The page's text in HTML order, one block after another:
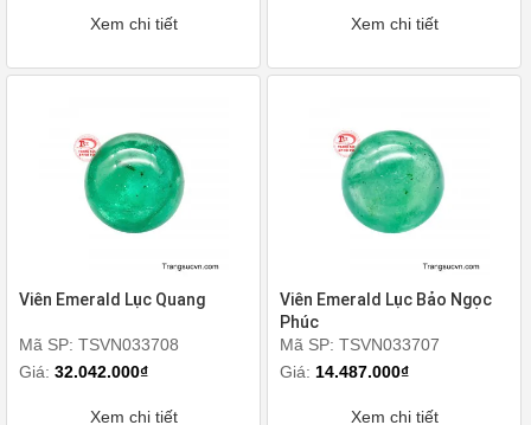
Xem chi tiết Xem chi tiết
Viên Emerald Lục Quang
Mã SP: TSVN033708
Giá: 32.042.000₫
Xem chi tiết
Viên Emerald Lục Bảo Ngọc
Phúc
Mã SP: TSVN033707
Giá: 14.487.000₫
Xem chi tiết